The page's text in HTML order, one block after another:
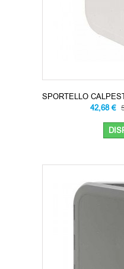
SPORTELLO
42,68 €